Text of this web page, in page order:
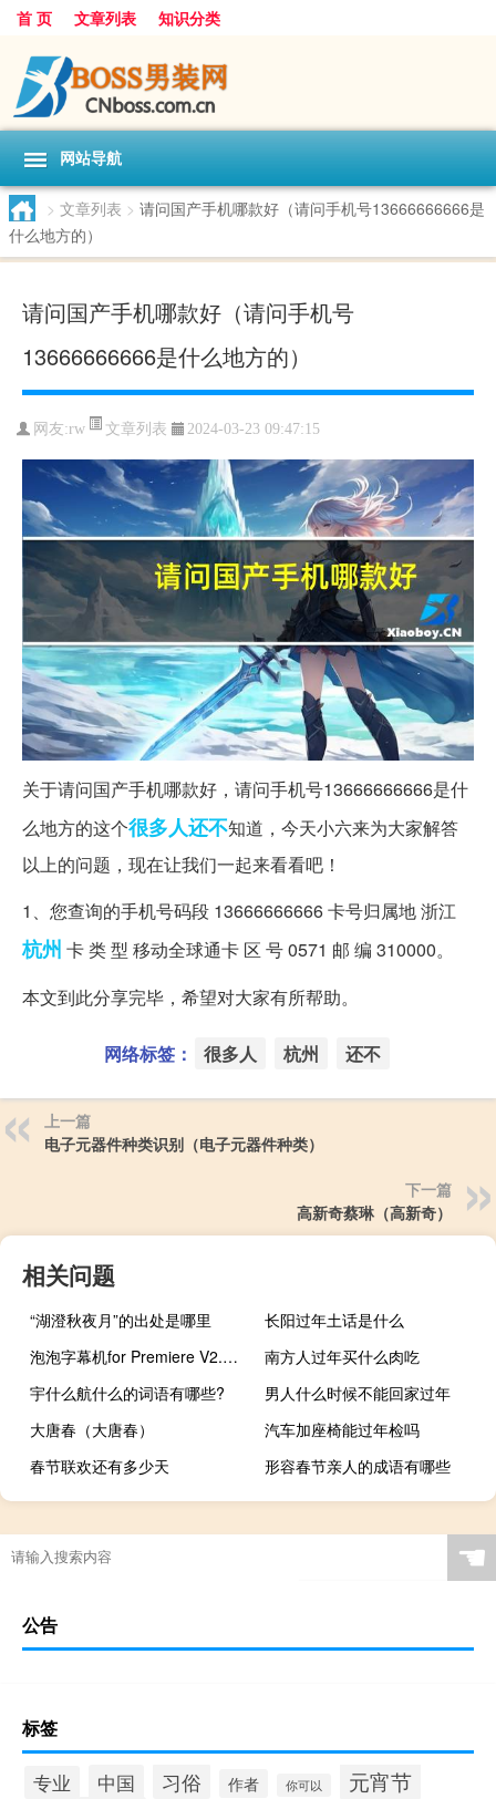
首 页 文章列表 知识分类
网站导航
> 文章列表 > 请问国产手机哪款好（请问手机号13666666666是
什么地方的）
请问国产手机哪款好（请问手机号
13666666666是什么地方的）
网友:rw 文章列表 2024-03-23 09:47:15
关于请问国产手机哪款好，请问手机号13666666666是什
么地方的这个很多人还不知道，今天小六来为大家解答
以上的问题，现在让我们一起来看看吧！
1、您查询的手机号码段 13666666666 卡号归属地 浙江
杭州 卡 类 型 移动全球通卡 区 号 0571 邮 编 310000。
本文到此分享完毕，希望对大家有所帮助。
网络标签： 很多人 杭州 还不
上一篇
电子元器件种类识别（电子元器件种类）
下一篇
高新奇蔡琳（高新奇）
相关问题
“湖澄秋夜月”的出处是哪里
长阳过年土话是什么
泡泡字幕机for Premiere V2.6 免费版（泡泡字幕机for Premiere V2.6 免费版功能简介）
南方人过年买什么肉吃
宇什么航什么的词语有哪些?
男人什么时候不能回家过年
大唐春（大唐春）
汽车加座椅能过年检吗
春节联欢还有多少天
形容春节亲人的成语有哪些
☚
公告
标签
专业 中国 习俗 作者 你可以 元宵节